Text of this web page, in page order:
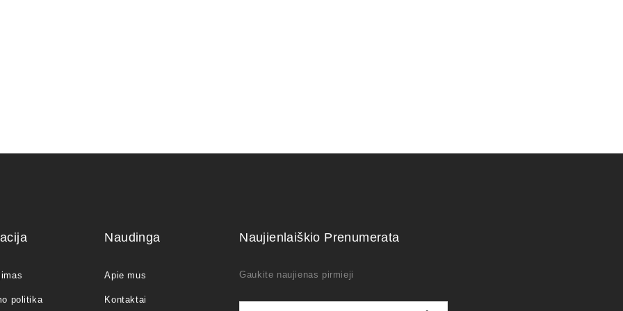
politika
Naudinga
Apie mus
Kontaktai
Naujienlaiškio Prenumerata
Gaukite naujienas pirmieji